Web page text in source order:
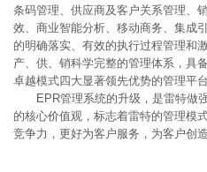
条码管理、供应商及客户关系管理、
效、商业智能分析、移动商务、集成
的明确落实、有效的执行过程管理和
产、供、销科学完整的管理体系，具
卓越模式四大显著领先优势的管理平台
EPR管理系统的升级，是雷特做
的核心价值观，标志着雷特的管理模
竞争力，更好为客户服务，为客户创造